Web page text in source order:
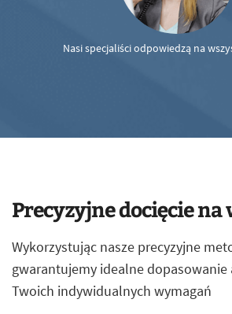
Nasi specjaliści odpowiedzą na
Precyzyjne docięcie
Wykorzystując nasze precyzyjne
gwarantujemy idealne dopasowanie
Twoich indywidualnych wymagań